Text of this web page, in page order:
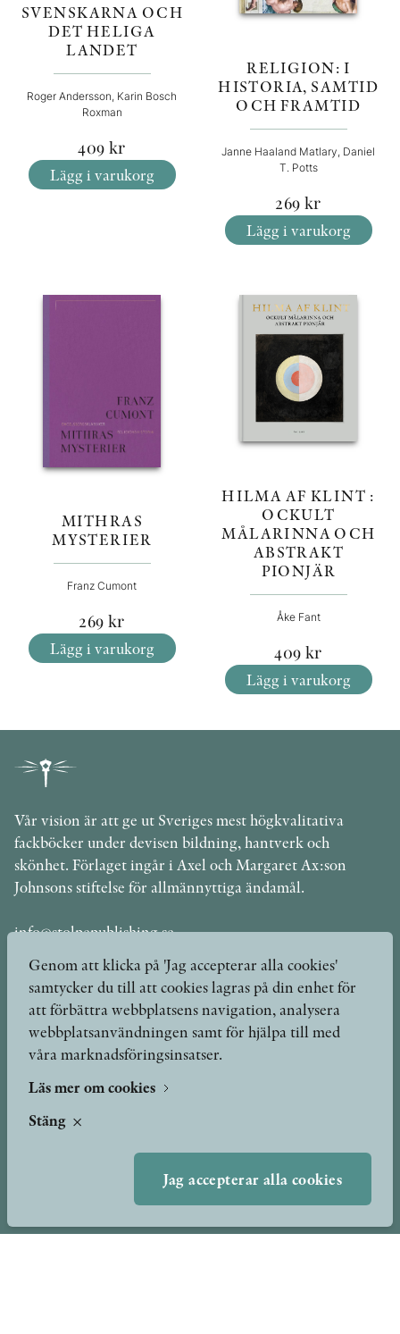
SVENSKARNA OCH
DET HELIGA
LANDET
Roger Andersson, Karin Bosch
Roxman
409 kr
Lägg i varukorg
RELIGION: I
HISTORIA, SAMTID
OCH FRAMTID
Janne Haaland Matlary, Daniel
T. Potts
269 kr
Lägg i varukorg
MITHRAS
MYSTERIER
Franz Cumont
269 kr
Lägg i varukorg
HILMA AF KLINT :
OCKULT
MÅLARINNA OCH
ABSTRAKT
PIONJÄR
Åke Fant
409 kr
Lägg i varukorg
Vår vision är att ge ut Sveriges mest högkvalitativa
fackböcker under devisen bildning, hantverk och
skönhet. Förlaget ingår i Axel och Margaret Ax:son
Johnsons stiftelse för allmännyttiga ändamål.
info@stolpepublishing.se
Böcker
Författare
Yukiko och Patrik möter
Hilma af Klint
Om oss
Genom att klicka på 'Jag accepterar alla cookies'
samtycker du till att cookies lagras på din enhet för
att förbättra webbplatsens navigation, analysera
webbplatsanvändningen samt för hjälpa till med
våra marknadsföringsinsatser.
Läs mer om cookies
Stäng
Jag accepterar alla cookies